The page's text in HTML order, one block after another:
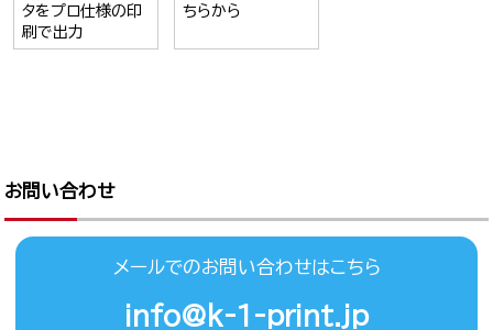
タをプロ仕様の印
刷で出力
ちらから
お問い合わせ
メールでのお問い合わせはこちら
info@k-1-print.jp